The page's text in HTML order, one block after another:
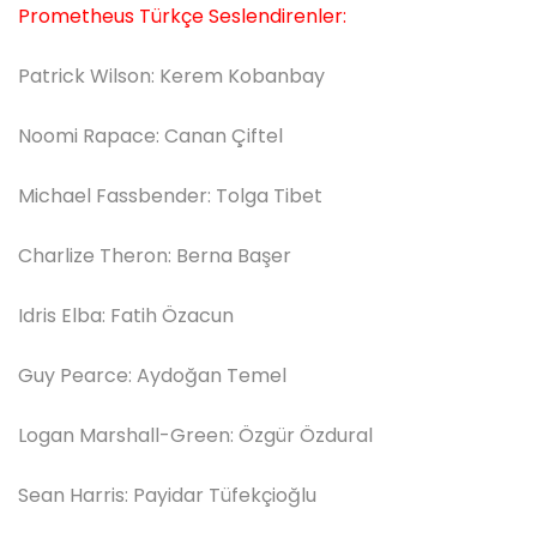
Prometheus Türkçe Seslendirenler:
Patrick Wilson: Kerem Kobanbay
Noomi Rapace: Canan Çiftel
Michael Fassbender: Tolga Tibet
Charlize Theron: Berna Başer
Idris Elba: Fatih Özacun
Guy Pearce: Aydoğan Temel
Logan Marshall-Green: Özgür Özdural
Sean Harris: Payidar Tüfekçioğlu